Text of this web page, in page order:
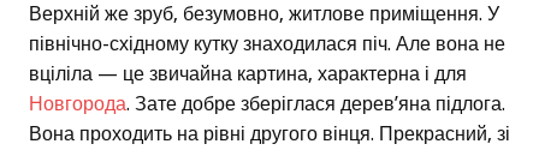
Верхній же зруб, безумовно, житлове приміщення. У
північно-східному кутку знаходилася піч. Але вона не
вціліла — це звичайна картина, характерна і для
Новгорода. Зате добре зберіглася дерев’яна підлога.
Вона проходить на рівні другого вінця. Прекрасний, зі